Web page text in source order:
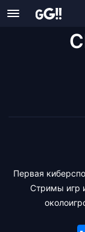
Первая
Стримы игр